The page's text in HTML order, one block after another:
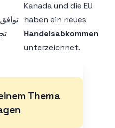
Kanada und die EU
haben ein neues
Handelsabkommen
unterzeichnet.
Thema